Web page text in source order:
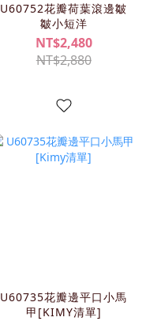
U60752花瓣荷葉滾邊皺
皺小短洋
NT$2,480
NT$2,880
U60735花瓣邊平口小馬
甲[KIMY清單]